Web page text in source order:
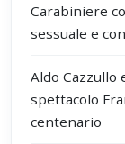
Carabiniere
sessuale e
Aldo Cazzullo
spettacolo
centenario